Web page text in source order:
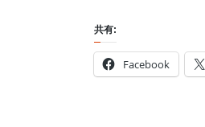
共有:
Facebook